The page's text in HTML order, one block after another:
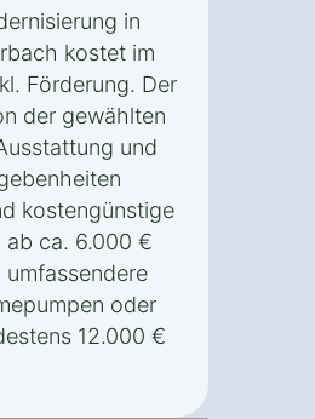
in
kostet im
Förderung. Der
der gewählten
und
kostengünstige
ab ca. 6.000 €
oder
12.000 €